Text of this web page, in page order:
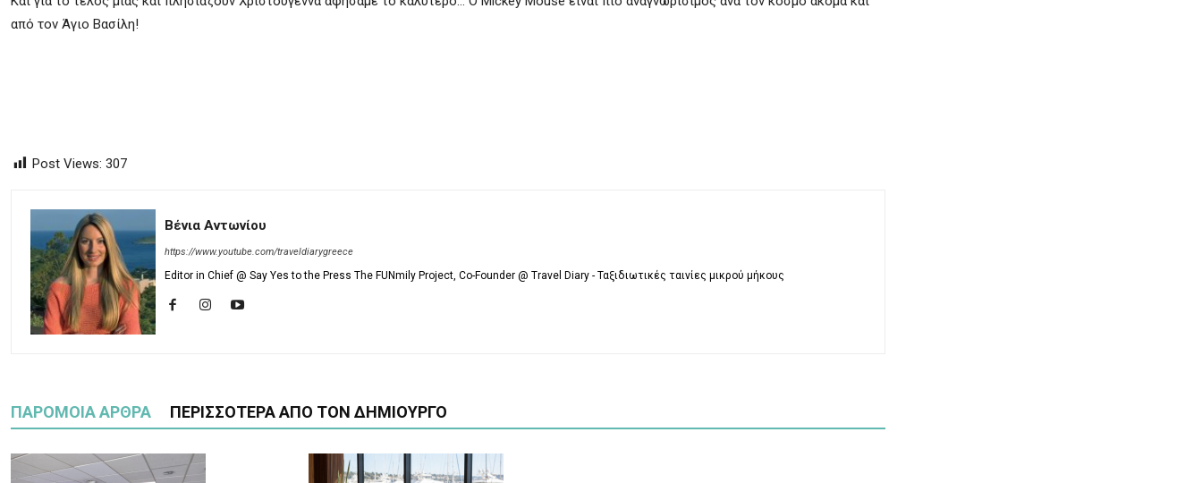
από τον Άγιο Βασίλη!
Post Views: 307
Βένια Αντωνίου
https://www.youtube.com/traveldiarygreece
Editor in Chief @ Say Yes to the Press The FUNmily Project, Co-Founder @ Travel Diary - Ταξιδιωτικές ταινίες μικρού μήκους
ΠΑΡΟΜΟΙΑ ΑΡΘΡΑ ΠΕΡΙΣΣΟΤΕΡΑ ΑΠΟ ΤΟΝ ΔΗΜΙΟΥΡΓΟ